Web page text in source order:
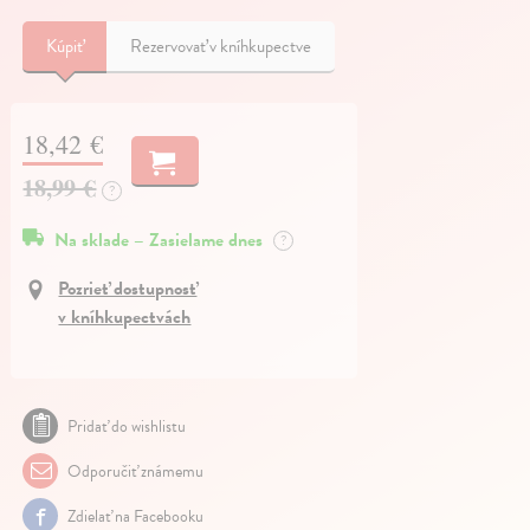
Kúpiť Rezervovať v kníhkupectve
18,42 €
18,99 € ?
Na sklade – Zasielame dnes ?
Pozrieť dostupnosť
v kníhkupectvách
Pridať do wishlistu
Odporučiť známemu
Zdielať na Facebooku